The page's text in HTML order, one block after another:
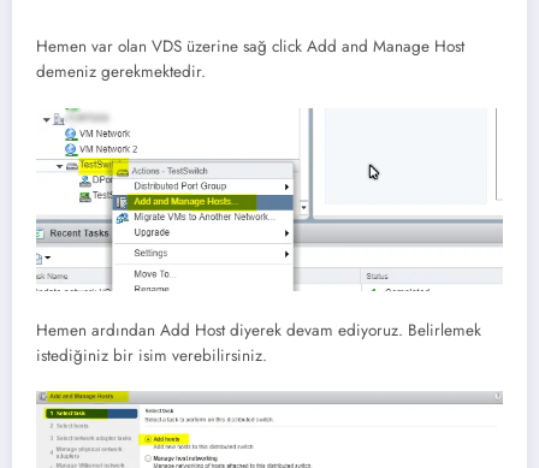
Hemen var olan VDS üzerine sağ click Add and Manage Host
demeniz gerekmektedir.
Hemen ardından Add Host diyerek devam ediyoruz. Belirlemek
istediğiniz bir isim verebilirsiniz.